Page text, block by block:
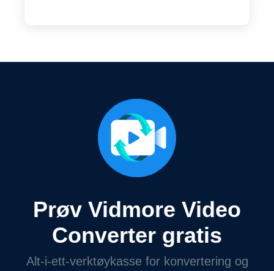
Prøv Vidmore Video
Converter gratis
Alt-i-ett-verktøykasse for konvertering og